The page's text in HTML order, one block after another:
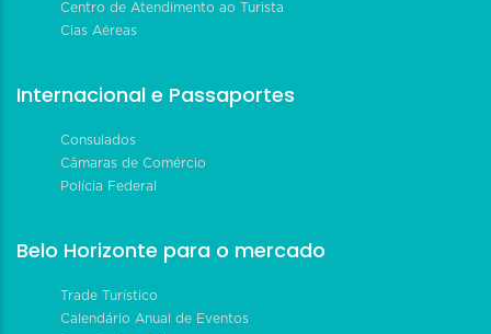
Centro de Atendimento ao Turista
Cias Aéreas
Internacional e Passaportes
Consulados
Câmaras de Comércio
Polícia Federal
Belo Horizonte para o mercado
Trade Turístico
Calendário Anual de Eventos